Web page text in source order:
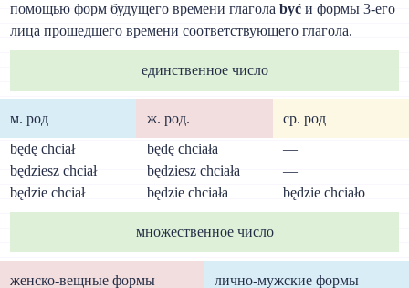
помощью форм будущего времени глаголаbyć и формы 3-его
лица прошедшего времени соответствующего глагола.
единственное число
м. род ж. род.
cp. род
będę chciał
będziesz chciał
będzie chciał
będę chciała
będziesz chciała
będzie chciała
—
—
będzie chciało
множественное число
женско-вещные формы
лично-мужские формы